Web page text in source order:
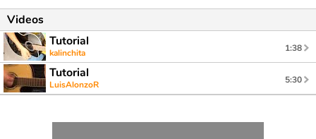
Videos
Tutorial
kalinchita 1:38
Tutorial
LuisAlonzoR 5:30